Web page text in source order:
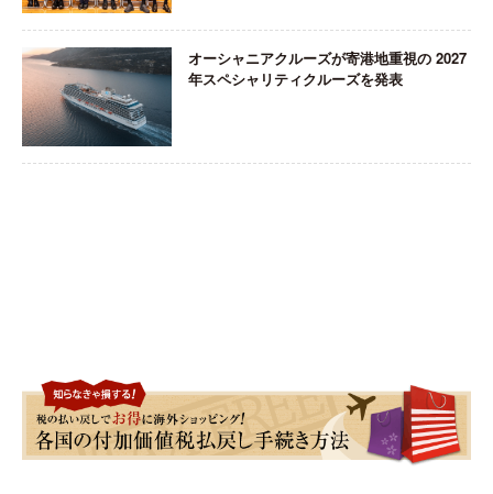
オーシャニアクルーズが寄港地重視の 2027
年スペシャリティクルーズを発表